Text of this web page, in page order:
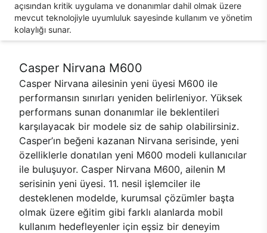
açısından kritik uygulama ve donanımlar dahil olmak üzere
mevcut teknolojiyle uyumluluk sayesinde kullanım ve yönetim
kolaylığı sunar.
Casper Nirvana M600
Casper Nirvana ailesinin yeni üyesi M600 ile
performansın sınırları yeniden belirleniyor. Yüksek
performans sunan donanımlar ile beklentileri
karşılayacak bir modele siz de sahip olabilirsiniz.
Casper’ın beğeni kazanan Nirvana serisinde, yeni
özelliklerle donatılan yeni M600 modeli kullanıcılar
ile buluşuyor. Casper Nirvana M600, ailenin M
serisinin yeni üyesi. 11. nesil işlemciler ile
desteklenen modelde, kurumsal çözümler başta
olmak üzere eğitim gibi farklı alanlarda mobil
kullanım hedefleyenler için eşsiz bir deneyim